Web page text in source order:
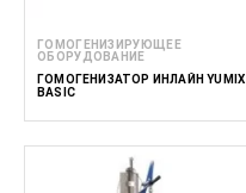
ГОМОГЕНИЗИРУЮЩЕЕ
ОБОРУДОВАНИЕ
ГОМОГЕНИЗАТОР ИНЛАЙН YUMIX
BASIC